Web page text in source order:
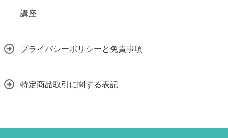
講座
プライバシーポリシーと免責事項
特定商品取引に関する表記